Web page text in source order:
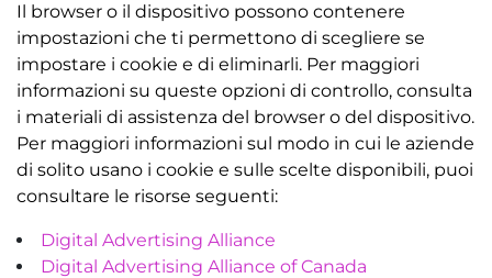
Il browser o il dispositivo possono contenere
impostazioni che ti permettono di scegliere se
impostare i cookie e di eliminarli. Per maggiori
informazioni su queste opzioni di controllo, consulta
i materiali di assistenza del browser o del dispositivo.
Per maggiori informazioni sul modo in cui le aziende
di solito usano i cookie e sulle scelte disponibili, puoi
consultare le risorse seguenti:
Digital Advertising Alliance
Digital Advertising Alliance of Canada